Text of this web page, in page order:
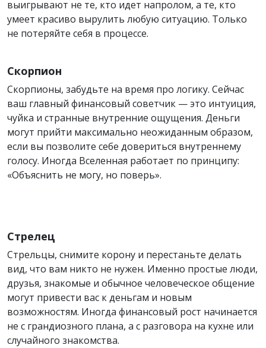
выигрывают не те, кто идет напролом, а те, кто
умеет красиво вырулить любую ситуацию. Только
не потеряйте себя в процессе.
Скорпион
Скорпионы, забудьте на время про логику. Сейчас
ваш главный финансовый советчик — это интуиция,
чуйка и странные внутренние ощущения. Деньги
могут прийти максимально неожиданным образом,
если вы позволите себе довериться внутреннему
голосу. Иногда Вселенная работает по принципу:
«Объяснить не могу, но поверь».
Стрелец
Стрельцы, снимите корону и перестаньте делать
вид, что вам никто не нужен. Именно простые люди,
друзья, знакомые и обычное человеческое общение
могут привести вас к деньгам и новым
возможностям. Иногда финансовый рост начинается
не с грандиозного плана, а с разговора на кухне или
случайного знакомства.